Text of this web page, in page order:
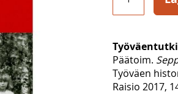
Päätoim.
Työväen
Raisio 2017,